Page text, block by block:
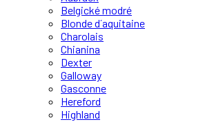
Belgické modré
Blonde d´aquitaine
Charolais
Chianina
Dexter
Galloway
Gasconne
Hereford
Highland